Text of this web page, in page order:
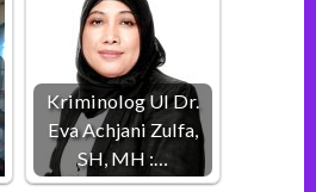
Kriminolog UI Dr.
Eva Achjani Zulfa,
SH, MH :…